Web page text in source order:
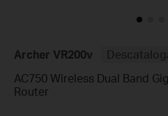
Archer VR200v
AC750 Wireless Dual Band
Router